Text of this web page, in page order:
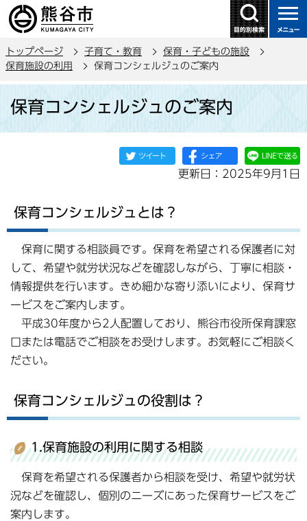
の
ー
トップページ 子育て・教育
保育・子どもの施設
保育施設の利用
保育コンシェルジュのご案内
保育コンシェルジュのご案内
更新日：2025年9月1日
保育コンシェルジュとは？
保育に関する相談員です。保育を希望される保護者に対
して、希望や就労状況などを確認しながら、丁寧に相談・
情報提供を行います。きめ細かな寄り添いにより、保育サ
ービスをご案内します。
平成30年度から2人配置しており、熊谷市役所保育課窓
口または電話でご相談をお受けします。お気軽にご相談く
ださい。
保育コンシェルジュの役割は？
1.保育施設の利用に関する相談
保育を希望される保護者から相談を受け、希望や就労状
況などを確認し、個別のニーズにあった保育サービスをご
案内します。